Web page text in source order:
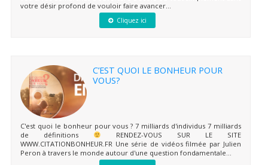
votre désir profond de vouloir faire avancer...
Cliquez ici
C’EST QUOI LE BONHEUR POUR
VOUS?
C'est quoi le bonheur pour vous ? 7 milliards d'individus 7 milliards
de définitions
RENDEZ-VOUS SUR LE SITE
WWW.CITATIONBONHEUR.FR Une série de vidéos filmée par Julien
Peron à travers le monde autour d'une question fondamentale...